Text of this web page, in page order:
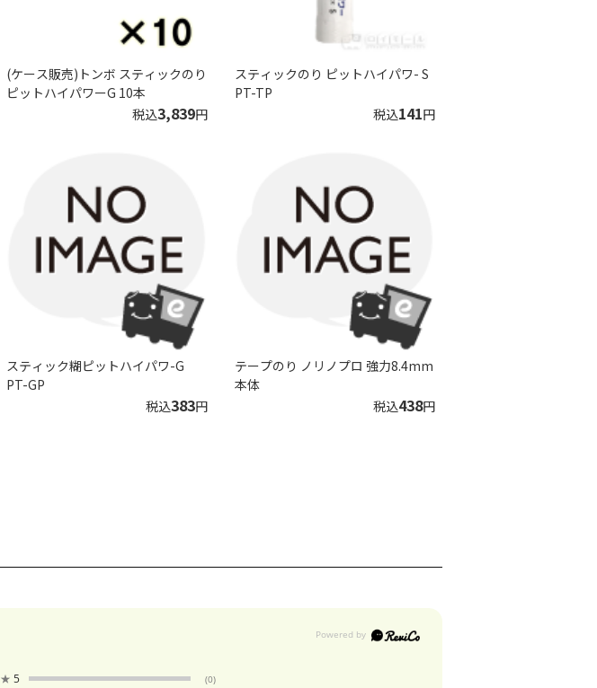
(ケース販売)トンボ スティックのり
ピットハイパワーG 10本
税込3,839円
スティックのり ピットハイパワ- S
PT-TP
税込141円
スティック糊ピットハイパワ-G
PT-GP
税込383円
テープのり ノリノプロ 強力8.4mm
本体
税込438円
★ 5 (0)